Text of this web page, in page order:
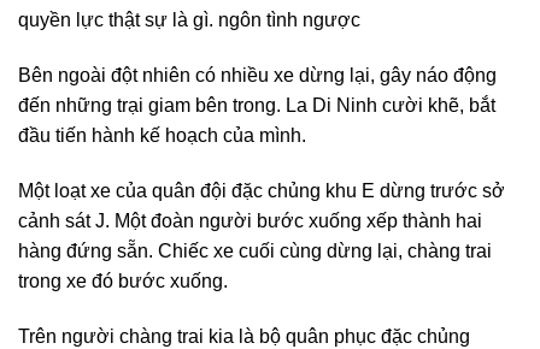
quyền lực thật sự là gì. ngôn tình ngược
Bên ngoài đột nhiên có nhiều xe dừng lại, gây náo động
đến những trại giam bên trong. La Di Ninh cười khẽ, bắt
đầu tiến hành kế hoạch của mình.
Một loạt xe của quân đội đặc chủng khu E dừng trước sở
cảnh sát J. Một đoàn người bước xuống xếp thành hai
hàng đứng sẵn. Chiếc xe cuối cùng dừng lại, chàng trai
trong xe đó bước xuống.
Trên người chàng trai kia là bộ quân phục đặc chủng